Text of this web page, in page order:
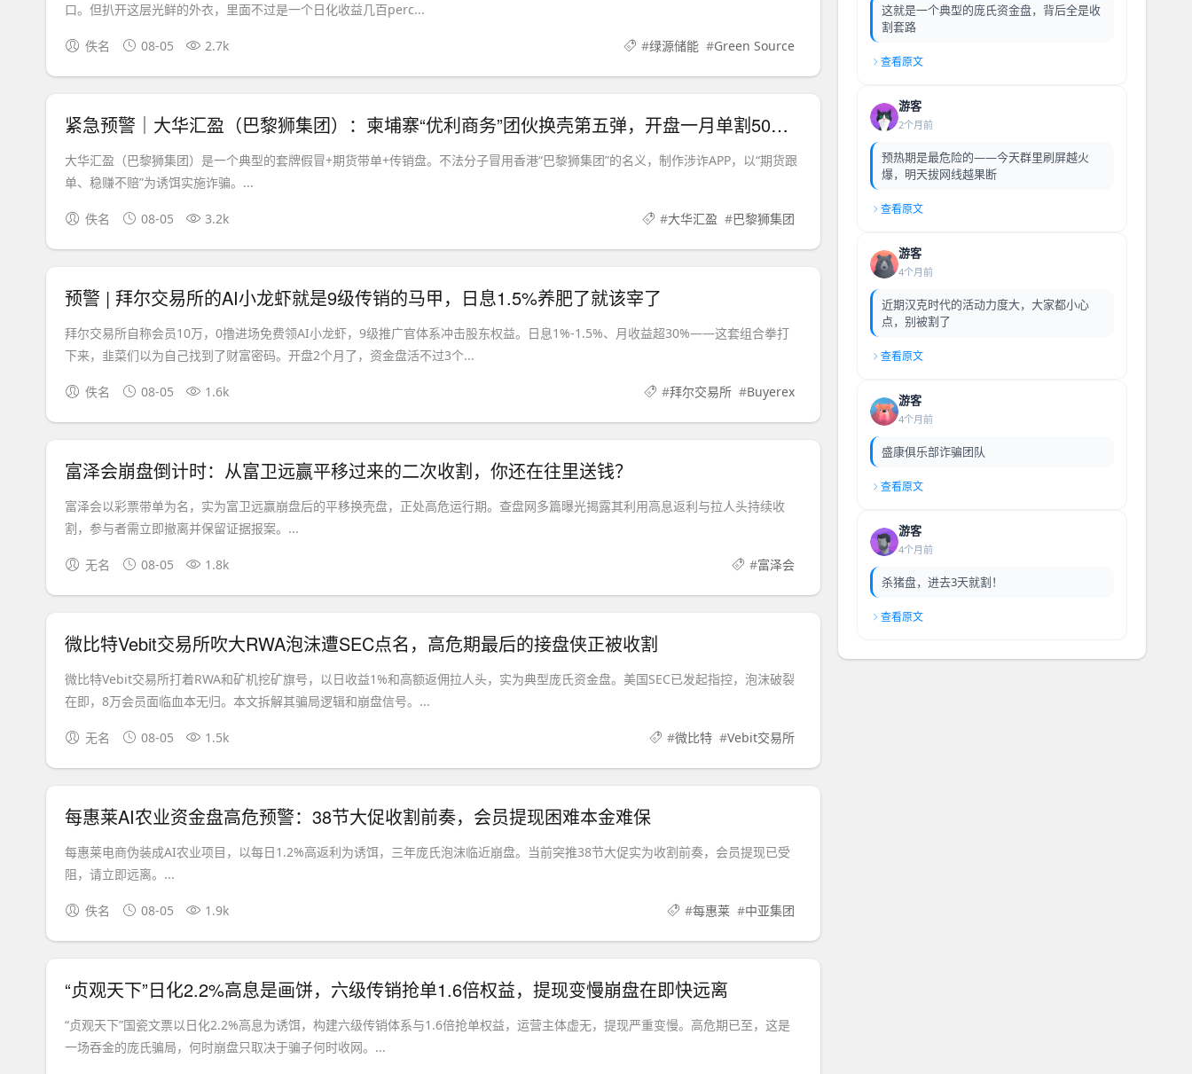
口。但扒开这层光鲜的外衣，里面不过是一个日化收益几百perc...
佚名 08-05 2.7k #绿源储能 #Green Source
紧急预警｜大华汇盈（巴黎狮集团）：柬埔寨“优利商务”团伙换壳第五弹，开盘一月单割50人，辉立期货、华融共创怎么崩的它就怎么崩
大华汇盈（巴黎狮集团）是一个典型的套牌假冒+期货带单+传销盘。不法分子冒用香港“巴黎狮集团”的名义，制作涉诈APP，以“期货跟
单、稳赚不赔”为诱饵实施诈骗。...
佚名 08-05 3.2k #大华汇盈 #巴黎狮集团
预警 | 拜尔交易所的AI小龙虾就是9级传销的马甲，日息1.5%养肥了就该宰了
拜尔交易所自称会员10万，0撸进场免费领AI小龙虾，9级推广官体系冲击股东权益。日息1%-1.5%、月收益超30%——这套组合拳打
下来，韭菜们以为自己找到了财富密码。开盘2个月了，资金盘活不过3个...
佚名 08-05 1.6k #拜尔交易所 #Buyerex
富泽会崩盘倒计时：从富卫远赢平移过来的二次收割，你还在往里送钱？
富泽会以彩票带单为名，实为富卫远赢崩盘后的平移换壳盘，正处高危运行期。查盘网多篇曝光揭露其利用高息返利与拉人头持续收
割，参与者需立即撤离并保留证据报案。...
无名 08-05 1.8k #富泽会
微比特Vebit交易所吹大RWA泡沫遭SEC点名，高危期最后的接盘侠正被收割
微比特Vebit交易所打着RWA和矿机挖矿旗号，以日收益1%和高额返佣拉人头，实为典型庞氏资金盘。美国SEC已发起指控，泡沫破裂
在即，8万会员面临血本无归。本文拆解其骗局逻辑和崩盘信号。...
无名 08-05 1.5k #微比特 #Vebit交易所
每惠莱AI农业资金盘高危预警：38节大促收割前奏，会员提现困难本金难保
每惠莱电商伪装成AI农业项目，以每日1.2%高返利为诱饵，三年庞氏泡沫临近崩盘。当前突推38节大促实为收割前奏，会员提现已受
阻，请立即远离。...
佚名 08-05 1.9k #每惠莱 #中亚集团
“贞观天下”日化2.2%高息是画饼，六级传销抢单1.6倍权益，提现变慢崩盘在即快远离
“贞观天下”国瓷文票以日化2.2%高息为诱饵，构建六级传销体系与1.6倍抢单权益，运营主体虚无，提现严重变慢。高危期已至，这是
一场吞金的庞氏骗局，何时崩盘只取决于骗子何时收网。...
这就是一个典型的庞氏资金盘，背后全是收
割套路
查看原文
游客
2个月前
预热期是最危险的——今天群里刷屏越火
爆，明天拔网线越果断
查看原文
游客
4个月前
近期汉克时代的活动力度大，大家都小心
点，别被割了
查看原文
游客
4个月前
盛康俱乐部诈骗团队
查看原文
游客
4个月前
杀猪盘，进去3天就割！
查看原文